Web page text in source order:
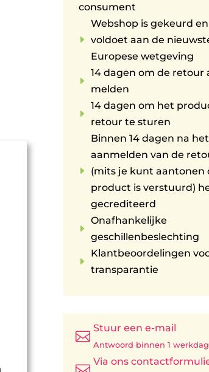
consument
E
Webshop is gekeurd en
voldoet aan de
Europese wetgeving
E
14 dagen om de retour
melden
E
14 dagen om het
retour te sturen
E
Binnen 14 dagen na het
aanmelden van de
(mits je kunt aantonen
product is verstuurd)
gecrediteerd
E
Onafhankelijke
geschillenbeslechting
E
Klantbeoordelingen
transparantie

Stuur een e-mail
Antwoord binnen 1 werkdag
Via ons